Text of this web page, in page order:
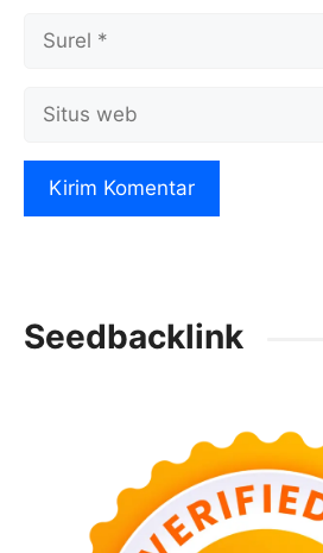
web
Seedbacklink